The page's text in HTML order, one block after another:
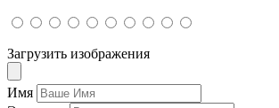
Загрузить изображения
Имя